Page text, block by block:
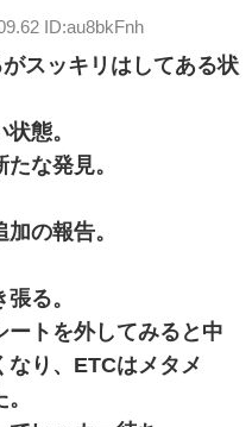
ID:au8bkFnh
スッキリはしてある状
態。
な発見。
の報告。
る。
ートを外してみると中
なり、ETCはメタメ